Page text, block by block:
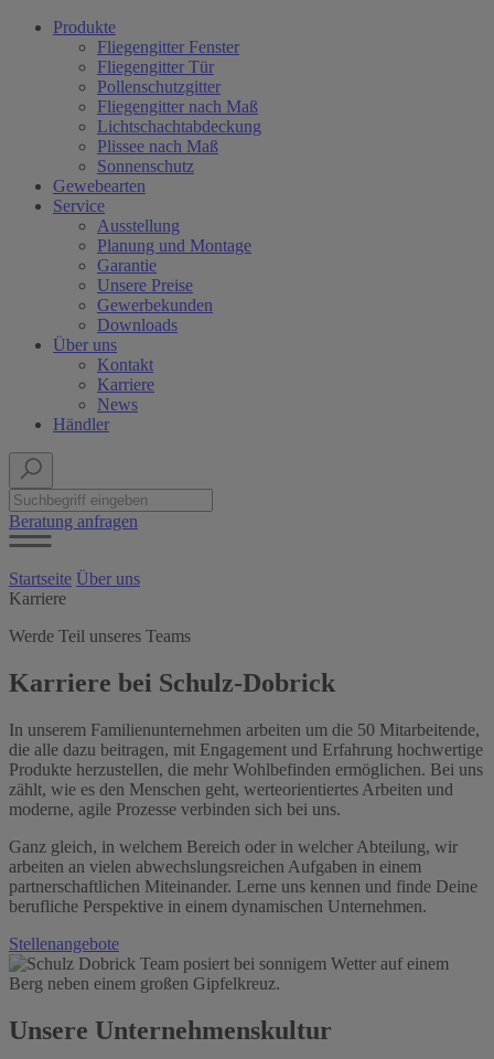
Produkte
Fliegengitter Fenster
Fliegengitter Tür
Pollenschutzgitter
Fliegengitter nach Maß
Lichtschachtabdeckung
Plissee nach Maß
Sonnenschutz
Gewebearten
Service
Ausstellung
Planung und Montage
Garantie
Unsere Preise
Gewerbekunden
Downloads
Über uns
Kontakt
Karriere
News
Händler
Beratung anfragen
Startseite Über uns
Karriere
Werde Teil unseres Teams
Karriere bei Schulz-Dobrick
In unserem Familienunternehmen arbeiten um die 50 Mitarbeitende,
die alle dazu beitragen, mit Engagement und Erfahrung hochwertige
Produkte herzustellen, die mehr Wohlbefinden ermöglichen. Bei uns
zählt, wie es den Menschen geht, werteorientiertes Arbeiten und
moderne, agile Prozesse verbinden sich bei uns.
Ganz gleich, in welchem Bereich oder in welcher Abteilung, wir
arbeiten an vielen abwechslungsreichen Aufgaben in einem
partnerschaftlichen Miteinander. Lerne uns kennen und finde Deine
berufliche Perspektive in einem dynamischen Unternehmen.
Stellenangebote
Unsere Unternehmenskultur